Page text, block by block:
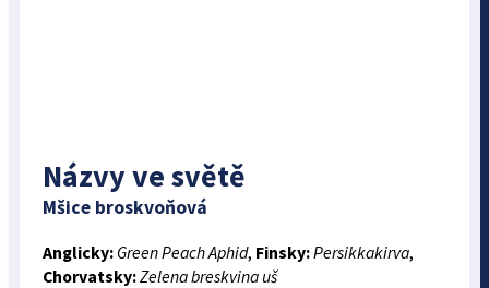
Názvy ve světě
Mšice broskvoňová
Anglicky: Green Peach Aphid, Finsky:Persikkakirva,
Chorvatsky:Zelena breskvina uš